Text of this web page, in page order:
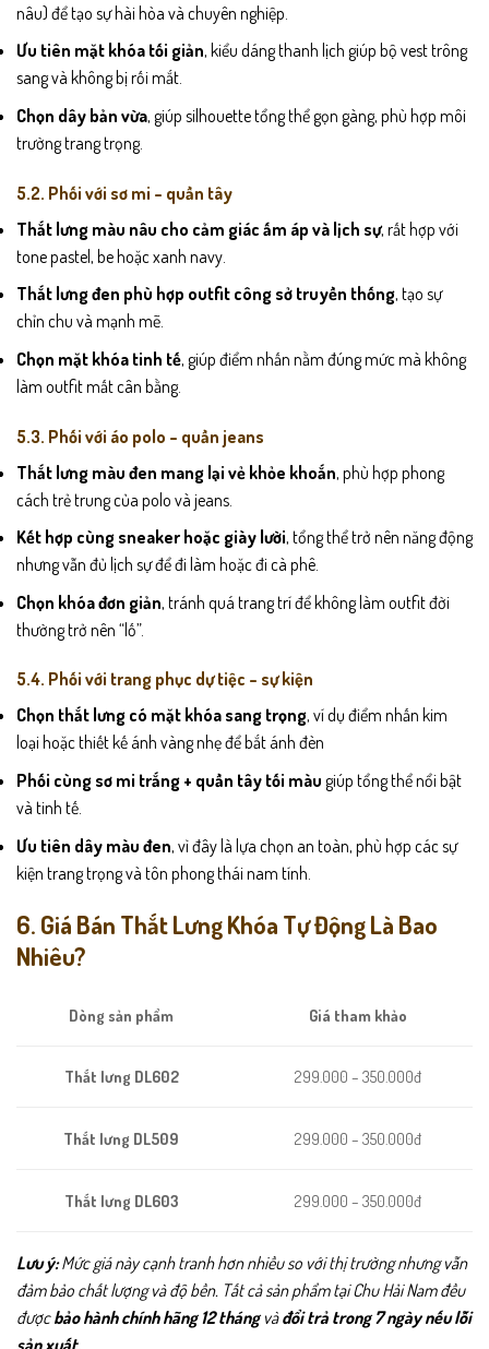
nâu) để tạo sự hài hòa và chuyên nghiệp.
Ưu tiên mặt khóa tối giản, kiểu dáng thanh lịch giúp bộ vest trông
sang và không bị rối mắt.
Chọn dây bản vừa, giúp silhouette tổng thể gọn gàng, phù hợp môi
trường trang trọng.
5.2. Phối với sơ mi – quần tây
Thắt lưng màu nâu cho cảm giác ấm áp và lịch sự, rất hợp với
tone pastel, be hoặc xanh navy.
Thắt lưng đen phù hợp outfit công sở truyền thống, tạo sự
chỉn chu và mạnh mẽ.
Chọn mặt khóa tinh tế, giúp điểm nhấn nằm đúng mức mà không
làm outfit mất cân bằng.
5.3. Phối với áo polo – quần jeans
Thắt lưng màu đen mang lại vẻ khỏe khoắn, phù hợp phong
cách trẻ trung của polo và jeans.
Kết hợp cùng sneaker hoặc giày lười, tổng thể trở nên năng động
nhưng vẫn đủ lịch sự để đi làm hoặc đi cà phê.
Chọn khóa đơn giản, tránh quá trang trí để không làm outfit đời
thường trở nên “lố”.
5.4. Phối với trang phục dự tiệc – sự kiện
Chọn thắt lưng có mặt khóa sang trọng, ví dụ điểm nhấn kim
loại hoặc thiết kế ánh vàng nhẹ để bắt ánh đèn
Phối cùng sơ mi trắng + quần tây tối màu giúp tổng thể nổi bật
và tinh tế.
Ưu tiên dây màu đen, vì đây là lựa chọn an toàn, phù hợp các sự
kiện trang trọng và tôn phong thái nam tính.
6. Giá Bán Thắt Lưng Khóa Tự Động Là Bao
Nhiêu?
Dòng sản phẩm Giá tham khảo
Thắt lưng DL602 299.000 – 350.000đ
Thắt lưng DL509 299.000 – 350.000đ
Thắt lưng DL603 299.000 – 350.000đ
Lưu ý:Mức giá này cạnh tranh hơn nhiều so với thị trường nhưng vẫn
đảm bảo chất lượng và độ bền. Tất cả sản phẩm tại Chu Hải Nam đều
đượcbảo hành chính hãng 12 thángvàđổi trả trong 7 ngày nếu lỗi
sản xuất.